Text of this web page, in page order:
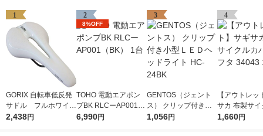
1
GORIX 自転車低反発
サドル フルホワイト
GX-C19 1個（直送
2,438円
2
8%OFF
TOHO 電動エアポン
プBK RLCーAP001
（BK） 1台
6,990円
3
GENTOS（ジェント
ス） クリップ付き小
型ＬＥＤヘッドライト
1,056円
4
【アウトレッ
サカ 布製サイ
バー タフタ
1,660円